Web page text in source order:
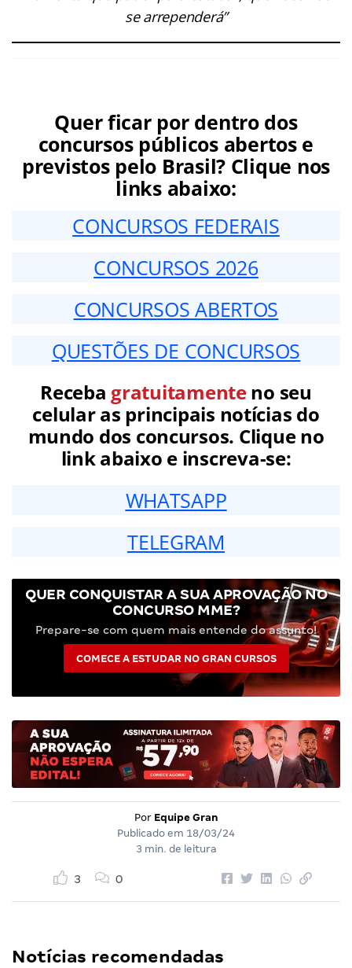
se arrependerá”
Quer ficar por dentro dos
concursos públicos abertos e
previstos pelo Brasil? Clique nos
links abaixo:
CONCURSOS FEDERAIS
CONCURSOS 2026
CONCURSOS ABERTOS
QUESTÕES DE CONCURSOS
Receba gratuitamenteno seu
celular as principais notícias do
mundo dos concursos. Clique no
link abaixo e inscreva-se:
WHATSAPP
TELEGRAM
QUER CONQUISTAR A SUA APROVAÇÃO NO
CONCURSO MME?
Prepare-se com quem mais entende do assunto!
COMECE A ESTUDAR NO GRAN CURSOS
Por Equipe Gran
Publicado em 18/03/24
3 min. de leitura
3 0
Notícias recomendadas